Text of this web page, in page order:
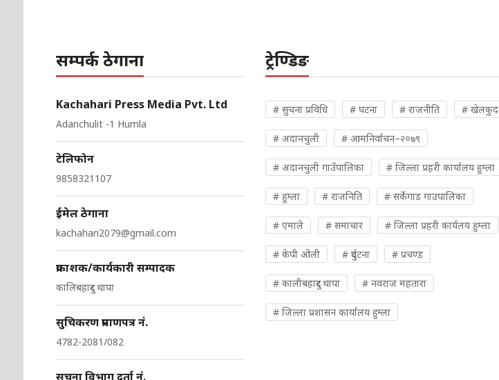
सम्पर्क ठेगाना
Kachahari Press Media Pvt. Ltd
Adanchulit -1 Humla
टेलिफोन
9858321107
ईमेल ठेगाना
kachahari2079@gmail.com
प्रकाशक/कार्यकारी सम्पादक
कालिबहादुर थापा
सुचिकरण प्रमाणपत्र नं.
4782-2081/082
सूचना विभाग दर्ता नं.
ट्रेण्डिङ
# सुचना प्रविधि # घटना # राजनीति # खेलकुद
# अदानचुली # आमनिर्वाचन–२०७९
# अदानचुली गाउँपालिका # जिल्ला प्रहरी कार्यालय हुम्ला
# हुम्ला # राजनिति # सर्केगाड गाउपालिका
# एमाले # समाचार # जिल्ला प्रहरी कार्यलय हुम्ला
# केपी ओली # दुर्घटना # प्रचण्ड
# कालीबहादुर थापा # नवराज महतारा
# जिल्ला प्रशासन कार्यालय हुम्ला